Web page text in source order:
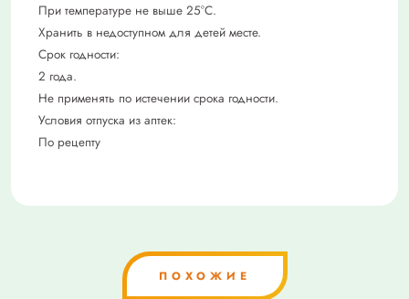
При температуре не выше 25°С.
Хранить в недоступном для детей месте.
Срок годности:
2 года.
Не применять по истечении срока годности.
Условия отпуска из аптек:
По рецепту
ПОХОЖИЕ